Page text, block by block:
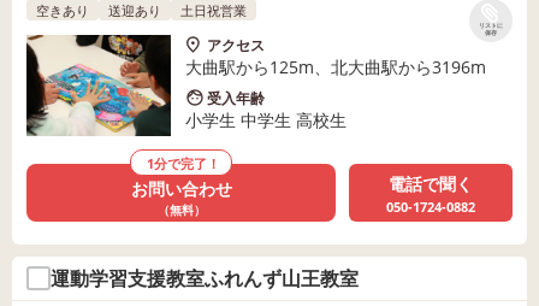
リストに
保存
空きあり 送迎あり 土日祝営業
アクセス
大曲駅から125m、北大曲駅から3196m
受入年齢
小学生 中学生 高校生
1分で完了！
お問い合わせ
（無料）
電話で聞く
050-1724-0882
運動学習支援教室ふれんず山王教室